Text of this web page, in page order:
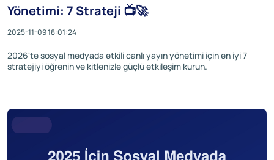
Yönetimi: 7 Strateji 📺🚀
2025-11-09 18:01:24
2026'te sosyal medyada etkili canlı yayın yönetimi için en iyi 7
stratejiyi öğrenin ve kitlenizle güçlü etkileşim kurun.